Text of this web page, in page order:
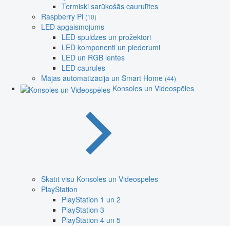
Termiski sarūkošās caurulītes
Raspberry Pi (10)
LED apgaismojums
LED spuldzes un prožektori
LED komponenti un piederumi
LED un RGB lentes
LED caurules
Mājas automatizācija un Smart Home (44)
Konsoles un Videospēles
Skatīt visu Konsoles un Videospēles
PlayStation
PlayStation 1 un 2
PlayStation 3
PlayStation 4 un 5